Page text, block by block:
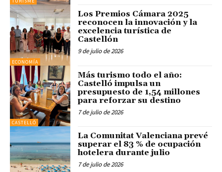
ECONOMÍA
Los Premios Cámara 2025
reconocen la innovación y la
excelencia turística de
Castellón
9 de julio de 2026
CASTELLÓ
Más turismo todo el año:
Castelló impulsa un
presupuesto de 1,54 millones
para reforzar su destino
7 de julio de 2026
La Comunitat Valenciana prevé
superar el 83 % de ocupación
hotelera durante julio
7 de julio de 2026